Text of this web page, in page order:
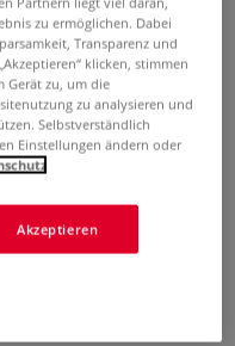
Primer
farbiger,
Kreidefarbe. Inhalt: 250
zu ermöglichen. Dabei
Transparenz und
klicken, stimmen
Gerät zu, um die
zu analysieren und
Selbstverständlich
Einstellungen ändern oder
Akzeptieren